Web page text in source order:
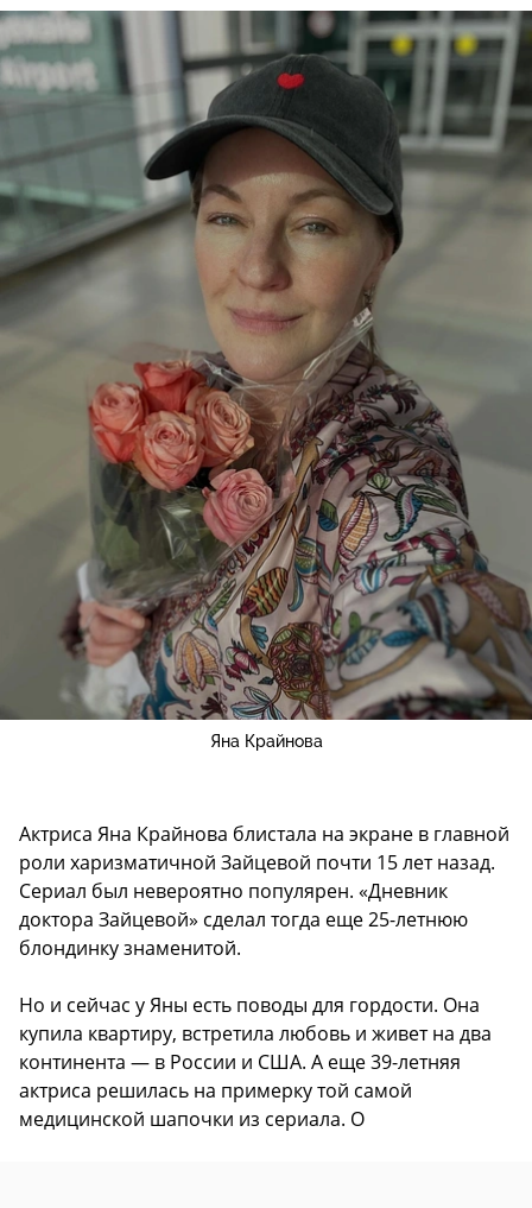
Яна Крайнова
Актриса Яна Крайнова блистала на экране в главной
роли харизматичной Зайцевой почти 15 лет назад.
Сериал был невероятно популярен. «Дневник
доктора Зайцевой» сделал тогда еще 25-летнюю
блондинку знаменитой.
Но и сейчас у Яны есть поводы для гордости. Она
купила квартиру, встретила любовь и живет на два
континента — в России и США. А еще 39-летняя
актриса решилась на примерку той самой
медицинской шапочки из сериала. О